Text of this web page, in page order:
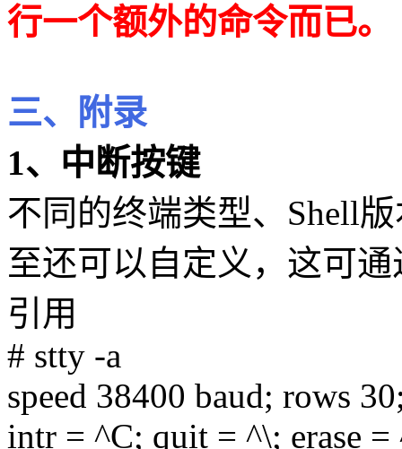
行一个额外的命令而已。
三、附录
1、中断按键
不同的终端类型、Shell
至还可以自定义，这可
引用
# stty -a
speed 38400 baud; rows
intr = ^C; quit = ^\; erase